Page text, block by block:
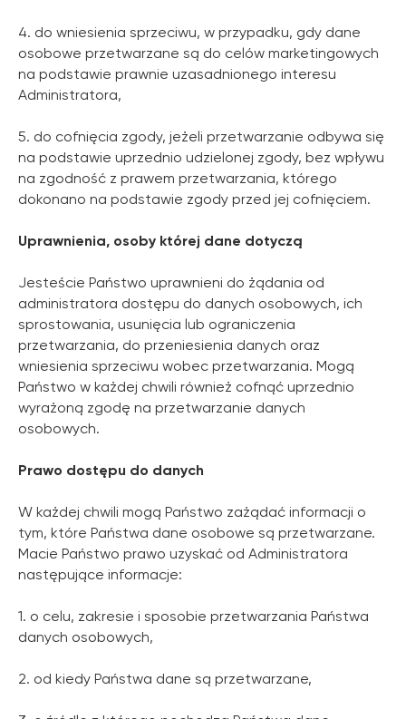
4. do wniesienia sprzeciwu, w przypadku, gdy dane
osobowe przetwarzane są do celów marketingowych
na podstawie prawnie uzasadnionego interesu
Administratora,
5. do cofnięcia zgody, jeżeli przetwarzanie odbywa się
na podstawie uprzednio udzielonej zgody, bez wpływu
na zgodność z prawem przetwarzania, którego
dokonano na podstawie zgody przed jej cofnięciem.
Uprawnienia, osoby której dane dotyczą
Jesteście Państwo uprawnieni do żądania od
administratora dostępu do danych osobowych, ich
sprostowania, usunięcia lub ograniczenia
przetwarzania, do przeniesienia danych oraz
wniesienia sprzeciwu wobec przetwarzania. Mogą
Państwo w każdej chwili również cofnąć uprzednio
wyrażoną zgodę na przetwarzanie danych
osobowych.
Prawo dostępu do danych
W każdej chwili mogą Państwo zażądać informacji o
tym, które Państwa dane osobowe są przetwarzane.
Macie Państwo prawo uzyskać od Administratora
następujące informacje:
1. o celu, zakresie i sposobie przetwarzania Państwa
danych osobowych,
2. od kiedy Państwa dane są przetwarzane,